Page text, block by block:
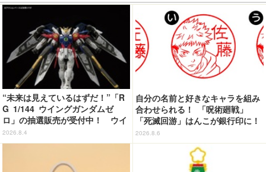
“未来は見えているはずだ！”「R
G 1/144 ウイングガンダムゼ
ロ」の抽選販売が受付中！ ウイ
ングバインダーにRGならではの
ギミックを搭載
2026.8.4
自分の名前と好きなキャラを組み
合わせられる！ 「呪術廻戦」
「死滅回游」はんこが銀行印に！
虎杖悠仁、乙骨憂太ら16キャラ追
加で全104種
2026.8.6